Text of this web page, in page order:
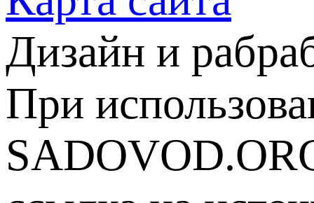
Дизайн и
При